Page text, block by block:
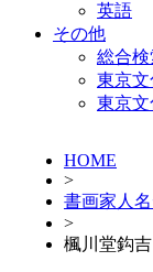
英語
その他
総合検
東京文
東京文
HOME
>
書画家人
>
楓川堂鈎吉